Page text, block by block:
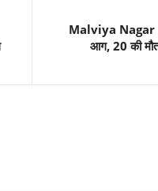
Malviya Nagar
आग, 20 की